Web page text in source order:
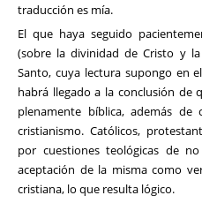
traducción es mía.
El que haya seguido
(sobre la divinidad de Cristo y
Santo, cuya lectura supongo en
habrá llegado a la conclusión de
plenamente bíblica, además
cristianismo. Católicos,
por cuestiones teológicas de
aceptación de la misma como
cristiana, lo que resulta lógico.